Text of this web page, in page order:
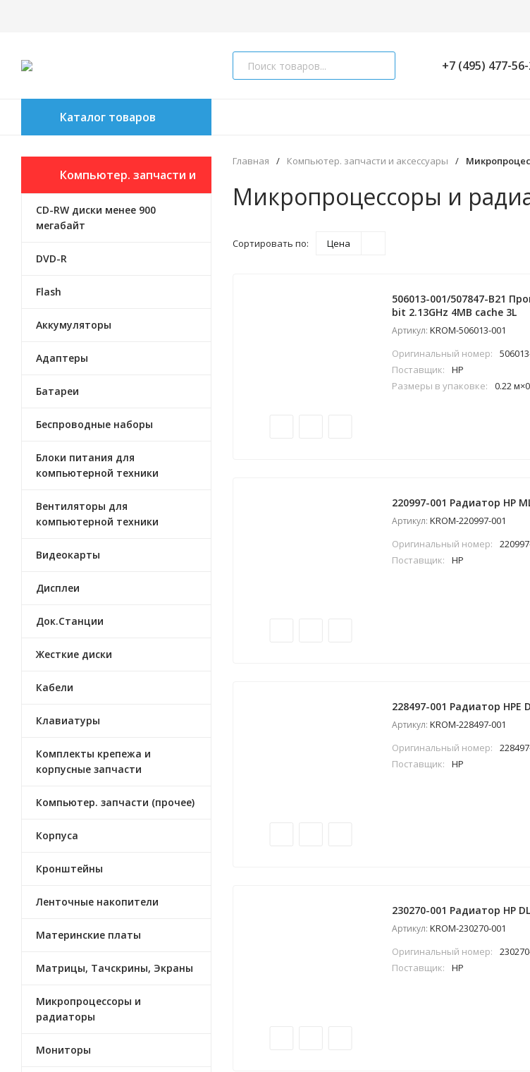
+7 (495) 477-
Каталог товаров
Компьютер. запчасти и
аксессуары
CD-RW диски менее 900
мегабайт
DVD-R
Flash
Аккумуляторы
Адаптеры
Батареи
Беспроводные наборы
Блоки питания для
компьютерной техники
Вентиляторы для
компьютерной техники
Видеокарты
Дисплеи
Док.Станции
Жесткие диски
Кабели
Клавиатуры
Комплекты крепежа и
корпусные запчасти
Компьютер. запчасти (прочее)
Корпуса
Кронштейны
Ленточные накопители
Материнские платы
Матрицы, Тачскрины, Экраны
Микропроцессоры и
радиаторы
Мониторы
Главная / Компьютер. запчасти и аксессуары /
Микропроцессоры и
Сортировать по: Цена
506013-001/507847-B21
bit 2.13GHz 4MB cache 3L
Артикул: KROM-506013-001
Оригинальный номер:
Поставщик:
HP
Размеры в упаковке:
0.22
220997-001 Радиатор HP
Артикул: KROM-220997-001
Оригинальный номер:
Поставщик:
HP
228497-001 Радиатор HPE
Артикул: KROM-228497-001
Оригинальный номер:
Поставщик:
HP
230270-001 Радиатор HP
Артикул: KROM-230270-001
Оригинальный номер:
Поставщик:
HP